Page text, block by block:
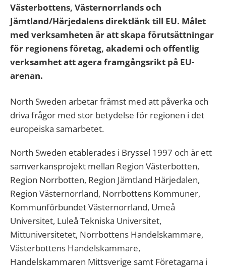
Västerbottens, Västernorrlands och
Jämtland/Härjedalens direktlänk till EU. Målet
med verksamheten är att skapa förutsättningar
för regionens företag, akademi och offentlig
verksamhet att agera framgångsrikt på EU-
arenan.
North Sweden arbetar främst med att påverka och
driva frågor med stor betydelse för regionen i det
europeiska samarbetet.
North Sweden etablerades i Bryssel 1997 och är ett
samverkansprojekt mellan Region Västerbotten,
Region Norrbotten, Region Jämtland Härjedalen,
Region Västernorrland, Norrbottens Kommuner,
Kommunförbundet Västernorrland, Umeå
Universitet, Luleå Tekniska Universitet,
Mittuniversitetet, Norrbottens Handelskammare,
Västerbottens Handelskammare,
Handelskammaren Mittsverige samt Företagarna i